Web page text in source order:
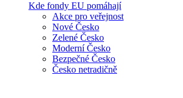
Kde fondy EU pomáhají
Akce pro veřejnost
Nové Česko
Zelené Česko
Moderní Česko
Bezpečné Česko
Česko netradičně